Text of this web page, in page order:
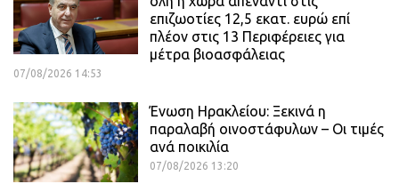
επιζωοτίες 12,5 εκατ. ευρώ επί
πλέον στις 13 Περιφέρειες για
μέτρα βιοασφάλειας
07/08/2026 14:53
Ένωση Ηρακλείου: Ξεκινά η
παραλαβή οινοστάφυλων – Οι τιμές
ανά ποικιλία
07/08/2026 13:20